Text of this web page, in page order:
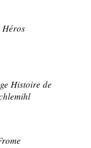
Héros
Histoire de